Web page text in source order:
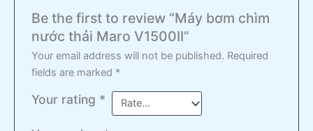
Be the first to review “Máy bơm chìm
nước thải Maro V1500II”
Your email address will not be published. Required
fields are marked *
Your rating *